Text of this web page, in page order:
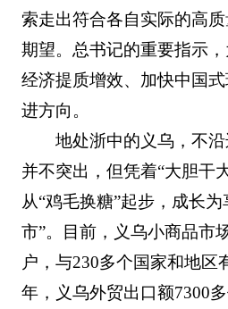
索走出符合各自实际的高
期望。总书记的重要指示
经济提质增效、加快中国
进方向。
地处浙中的义乌，不
并不突出，但凭着“大胆干
从“鸡毛换糖”起步，成长
市”。目前，义乌小商品市
户，与230多个国家和地区
年，义乌外贸出口额7300